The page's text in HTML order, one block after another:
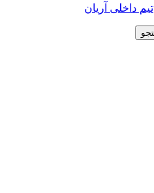
تیم داخلی آریان